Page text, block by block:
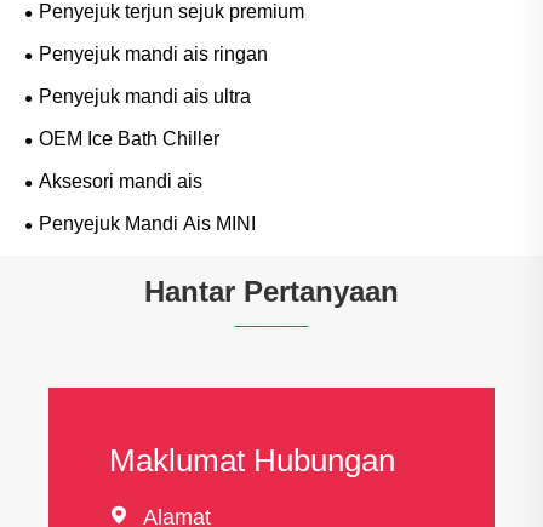
Penyejuk terjun sejuk premium
Penyejuk mandi ais ringan
Penyejuk mandi ais ultra
OEM Ice Bath Chiller
Aksesori mandi ais
Penyejuk Mandi Ais MINI
Hantar Pertanyaan
Maklumat Hubungan
 Alamat